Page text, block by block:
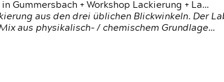
Gummersbach + Workshop Lackierung + La…
aus den drei üblichen Blickwinkeln. Der
aus physikalisch- / chemischem Grundlage…